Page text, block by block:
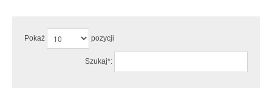
Pokaż pozycji
Szukaj*: